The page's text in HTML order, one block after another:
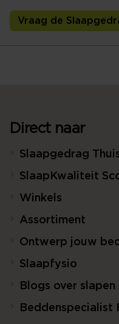
Vraag de
Direct naar
Slaapgedrag
SlaapKwaliteit
Winkels
Assortiment
Ontwerp jouw
Slaapfysio
Blogs over slapen
Beddenspecialist